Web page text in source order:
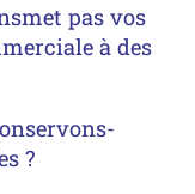
pas vos
à des
?